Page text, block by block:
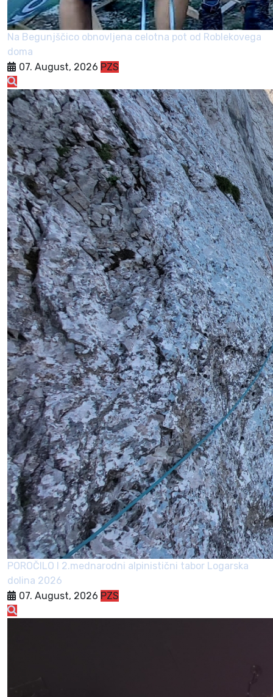
Na Begunjščico obnovljena celotna pot od Roblekovega
doma
07. August, 2026 PZS
POROČILO I 2.mednarodni alpinistični tabor Logarska
dolina 2026
07. August, 2026 PZS